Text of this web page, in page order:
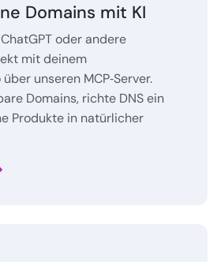
Domains mit KI
oder andere
mit deinem
unseren MCP‑Server.
Domains, richte DNS ein
Produkte in natürlicher